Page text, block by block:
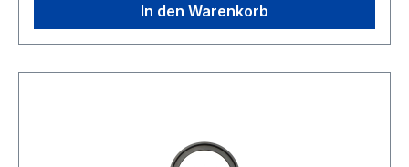
In den Warenkorb